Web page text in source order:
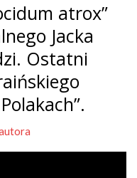
atrox”
Jacka
Ostatni